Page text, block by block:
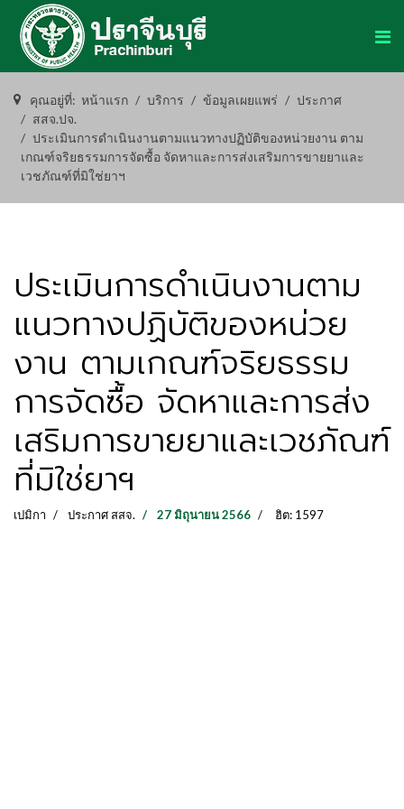
คุณอยู่ที่: หน้าแรก บริการ ข้อมูลเผยแพร่
ประกาศ
สสจ.ปจ.
ประเมินการดำเนินงานตามแนวทางปฏิบัติของหน่วยงาน ตาม
เกณฑ์จริยธรรมการจัดซื้อ จัดหาและการส่งเสริมการขายยาและ
เวชภัณฑ์ที่มิใช่ยาฯ
ประเมินการดำเนินงานตาม
แนวทางปฏิบัติของหน่วย
งาน ตามเกณฑ์จริยธรรม
การจัดซื้อ จัดหาและการส่ง
เสริมการขายยาและเวชภัณฑ์
ที่มิใช่ยาฯ
เปมิกา ประกาศ สสจ. 27 มิถุนายน 2566 ฮิต: 1597